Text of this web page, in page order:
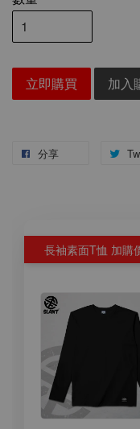
立即購買 加入
分享
長袖素面T恤 加購